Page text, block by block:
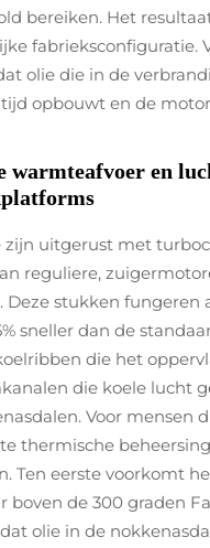
bereiken. Het
fabrieksconfiguratie.
olie die in de
opbouwt en de
warmteafvoer en
zijn uitgerust met
reguliere,
Deze stukken fungeren
sneller dan de
die het
die koele lucht
Voor mensen
thermische
Ten eerste voorkomt
boven de 300 graden
olie in de